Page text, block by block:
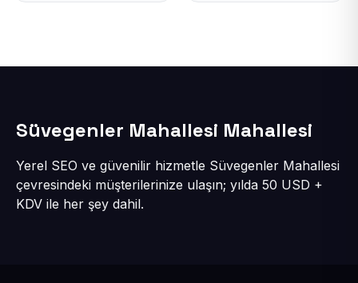
Süvegenler Mahallesi Mahallesi
Yerel SEO ve güvenilir hizmetle Süvegenler Mahallesi
çevresindeki müşterilerinize ulaşın; yılda 50 USD +
KDV ile her şey dahil.